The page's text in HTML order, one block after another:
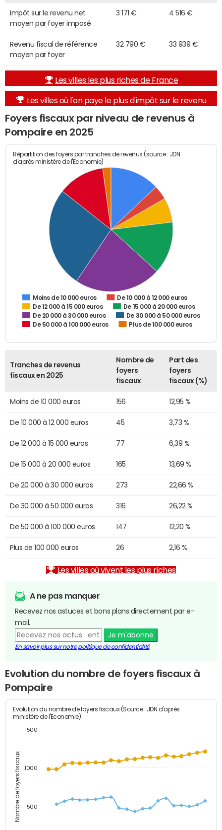
Impôt sur le revenu net
moyen par foyer imposé
3 171 € 4 516 €
Revenu fiscal de référence
moyen par foyer
32 790 € 33 939 €
Les villes les plus riches de France
Les villes où l'on paye le plus d'impôt sur le revenu
Foyers fiscaux par niveau de revenus à
Pompaire en 2025
Répartition des foyers par tranches de revenus (source : JDN
d'après ministère de l'Economie)
Moins de 10 000 euros
De 10 000 à 12 000 euros
De 12 000 à 15 000 euros
De 15 000 à 20 000 euros
De 20 000 à 30 000 euros
De 30 000 à 50 000 euros
De 50 000 à 100 000 euros
Plus de 100 000 euros
Tranches de revenus
fiscaux en 2025
Nombre de
foyers
fiscaux
Part des
foyers
fiscaux (%)
Moins de 10 000 euros 156 12,95 %
De 10 000 à 12 000 euros 45 3,73 %
De 12 000 à 15 000 euros 77 6,39 %
De 15 000 à 20 000 euros 165 13,69 %
De 20 000 à 30 000 euros 273 22,66 %
De 30 000 à 50 000 euros 316 26,22 %
De 50 000 à 100 000 euros 147 12,20 %
Plus de 100 000 euros 26 2,16 %
Les villes où vivent les plus riches
A ne pas manquer
Recevez nos astuces et bons plans directement par e-
mail.
Je m'abonne
En savoir plus sur notre politique de confidentialité
Evolution du nombre de foyers fiscaux à
Pompaire
Nombre de foyers fiscaux
Evolution du nombre de foyers fiscaux (Source : JDN d'après
ministère de l'Economie)
500
1000
1500